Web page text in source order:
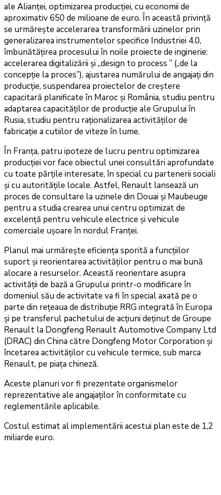
ale Alianței, optimizarea producției, cu economii de
aproximativ 650 de milioane de euro. În această privință
se urmărește accelerarea transformării uzinelor prin
generalizarea instrumentelor specifice Industriei 4.0,
îmbunătățirea procesului în noile proiecte de inginerie:
accelerarea digitalizării și „design to process ” („de la
concepție la proces”), ajustarea numărului de angajați din
producție, suspendarea proiectelor de creștere
capacitară planificate în Maroc și România, studiu pentru
adaptarea capacităților de producție ale Grupului în
Rusia, studiu pentru raționalizarea activităților de
fabricație a cutiilor de viteze în lume.
În Franța, patru ipoteze de lucru pentru optimizarea
producției vor face obiectul unei consultări aprofundate
cu toate părțile interesate, în special cu partenerii sociali
și cu autoritățile locale. Astfel, Renault lansează un
proces de consultare la uzinele din Douai și Maubeuge
pentru a studia crearea unui centru optimizat de
excelență pentru vehicule electrice și vehicule
comerciale ușoare în nordul Franței.
Planul mai urmărește eficiența sporită a funcțiilor
suport și reorientarea activităților pentru o mai bună
alocare a resurselor. Această reorientare asupra
activității de bază a Grupului printr-o modificare în
domeniul său de activitate va fi în special axată pe o
parte din rețeaua de distribuție RRG integrată în Europa
și pe transferul pachetului de acțiuni deținut de Groupe
Renault la Dongfeng Renault Automotive Company Ltd
(DRAC) din China către Dongfeng Motor Corporation și
încetarea activităților cu vehicule termice, sub marca
Renault, pe piața chineză.
Aceste planuri vor fi prezentate organismelor
reprezentative ale angajaților în conformitate cu
reglementările aplicabile.
Costul estimat al implementării acestui plan este de 1,2
miliarde euro.